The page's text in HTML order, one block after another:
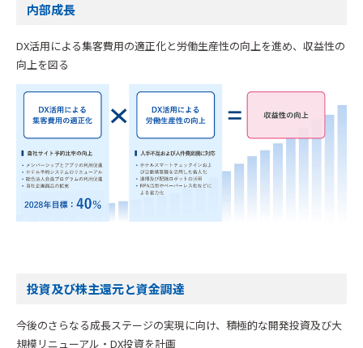
内部成長
DX活用による集客費用の適正化と労働生産性の向上を進め、収益性の
向上を図る
投資及び株主還元と資金調達
今後のさらなる成長ステージの実現に向け、積極的な開発投資及び大
規模リニューアル・DX投資を計画